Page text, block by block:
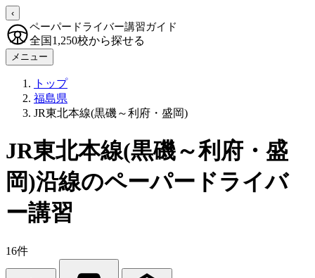
‹
ペーパードライバー講習ガイド
全国1,250校から探せる
メニュー
トップ
福島県
JR東北本線(黒磯～利府・盛岡)
JR東北本線(黒磯～利府・盛
岡)沿線のペーパードライバ
ー講習
16件